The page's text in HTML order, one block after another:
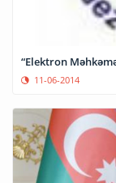
“Elektron
11-06-2014